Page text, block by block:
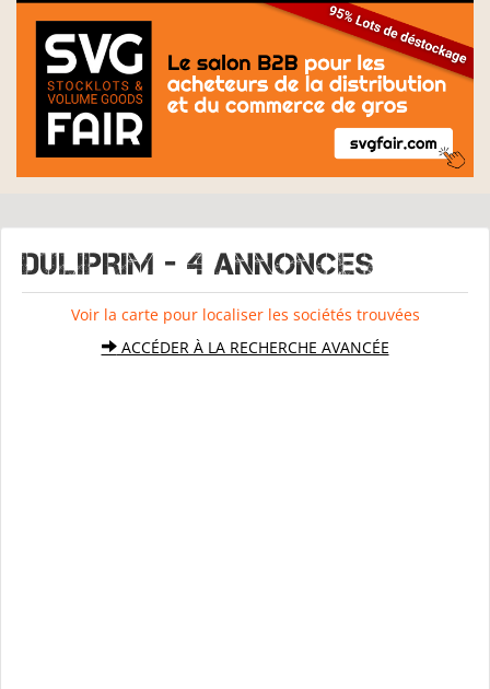
DULIPRIM - 4 Annonces
Voir la carte pour localiser les sociétés trouvées
ACCÉDER À LA RECHERCHE AVANCÉE